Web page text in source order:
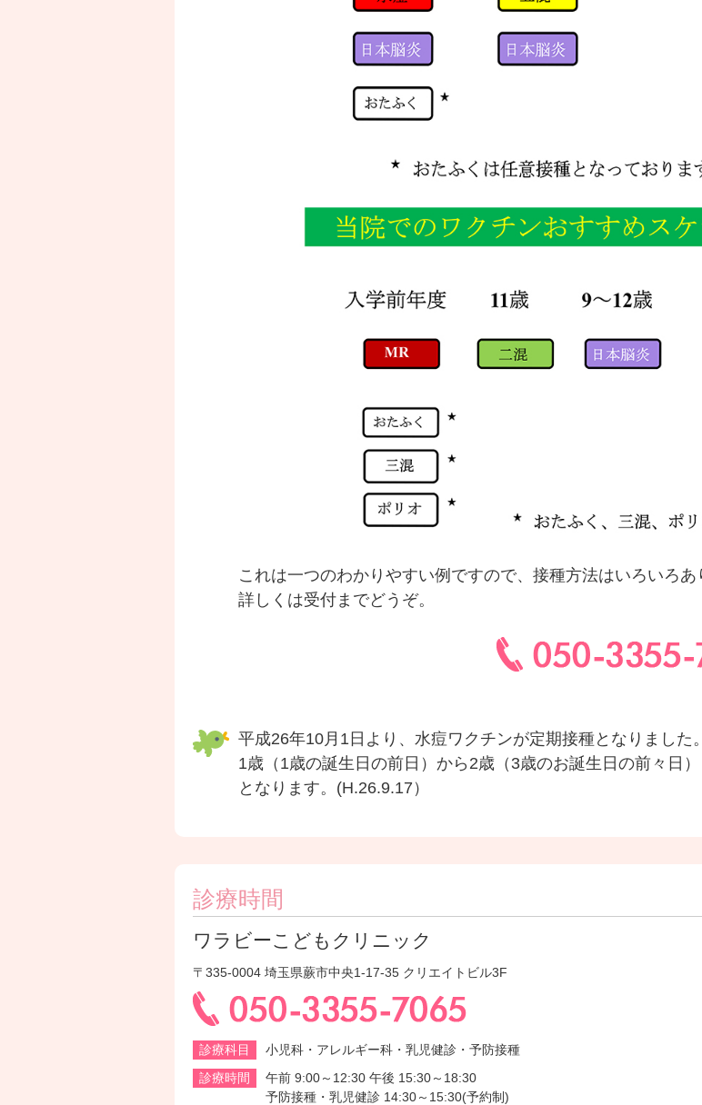
これは一つのわかりやすい例ですので、接種方法はいろいろあ
詳しくは受付までどうぞ。
平成26年10月1日より、水痘ワクチンが定期接種となりました。
1歳（1歳の誕生日の前日）から2歳（3歳のお誕生日の前々日
となります。(H.26.9.17）
診療時間
ワラビーこどもクリニック
〒335-0004 埼玉県蕨市中央1-17-35 クリエイトビル3F
診療科目
小児科・アレルギー科・乳児健診・予防接種
診療時間
午前 9:00～12:30 午後 15:30～18:30
予防接種・乳児健診 14:30～15:30(予約制)